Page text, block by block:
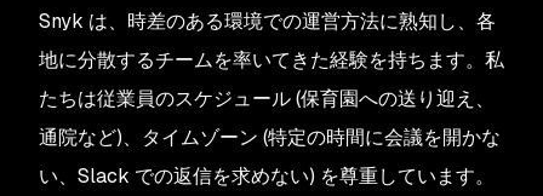
Snyk は、時差のある環境での運営方法に熟知し、各
地に分散するチームを率いてきた経験を持ちます。私
たちは従業員のスケジュール (保育園への送り迎え、
通院など)、タイムゾーン (特定の時間に会議を開かな
い、Slack での返信を求めない) を尊重しています。